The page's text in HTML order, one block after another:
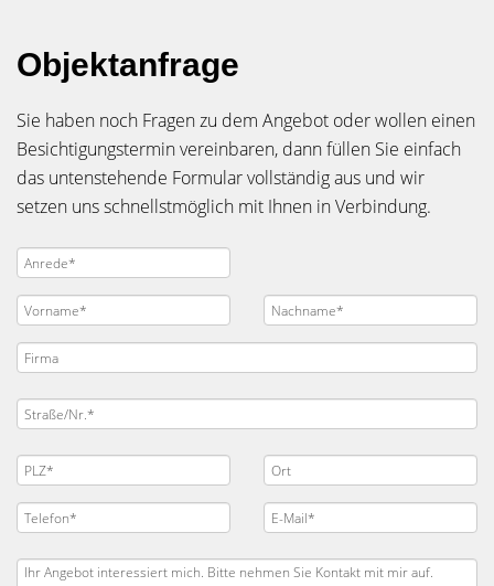
Objektanfrage
Sie haben noch Fragen zu dem Angebot oder wollen einen
Besichtigungstermin vereinbaren, dann füllen Sie einfach
das untenstehende Formular vollständig aus und wir
setzen uns schnellstmöglich mit Ihnen in Verbindung.